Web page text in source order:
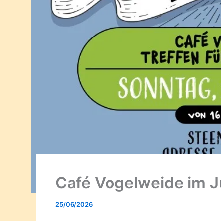
Café Vogelweide im
25/06/2026